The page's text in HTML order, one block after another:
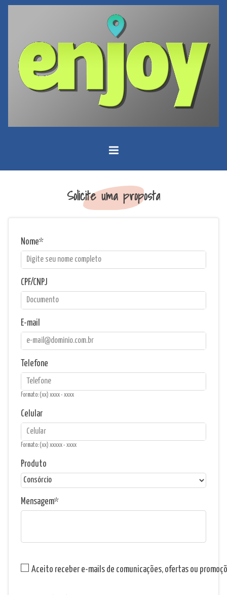
Solicite uma proposta
Nome
CPF/CNPJ
E-mail
Telefone
Formato: (xx) xxxx - xxxx
Celular
Formato: (xx) xxxxx - xxxx
Produto
Mensagem
Aceito receber e-mails de comunicações, ofertas ou